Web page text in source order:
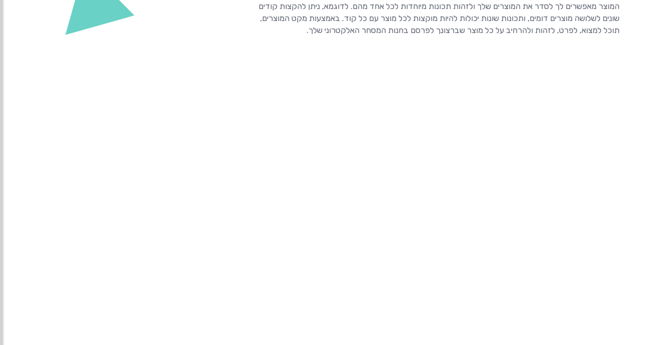
המוצר מאפשרים לך לסדר את המוצרים שלך ולזהות תכונות מיוחדות לכל אחד מהם. לדוגמא, ניתן להקצות קודים
שונים לשלושה מוצרים דומים, ותכונות שונות יכולות להיות מוקצות לכל מוצר עם כל קוד. באמצעות מקט המוצרים,
תוכל למצוא, לפרט, לזהות ולהרחיב על כל מוצר שברצונך לפרסם בחנות המסחר האלקטרוני שלך.